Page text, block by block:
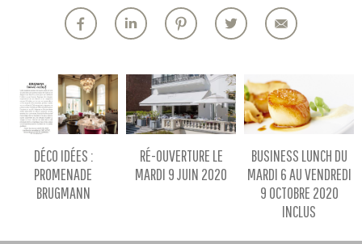
DÉCO IDÉES :
PROMENADE
BRUGMANN
RÉ-OUVERTURE LE
MARDI 9 JUIN 2020
BUSINESS LUNCH DU
MARDI 6 AU VENDREDI
9 OCTOBRE 2020
INCLUS